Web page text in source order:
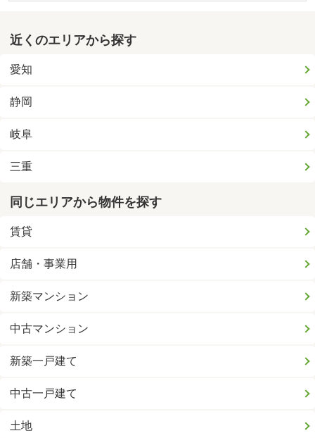
近くのエリアから探す
愛知
静岡
岐阜
三重
同じエリアから物件を探す
賃貸
店舗・事業用
新築マンション
中古マンション
新築一戸建て
中古一戸建て
土地